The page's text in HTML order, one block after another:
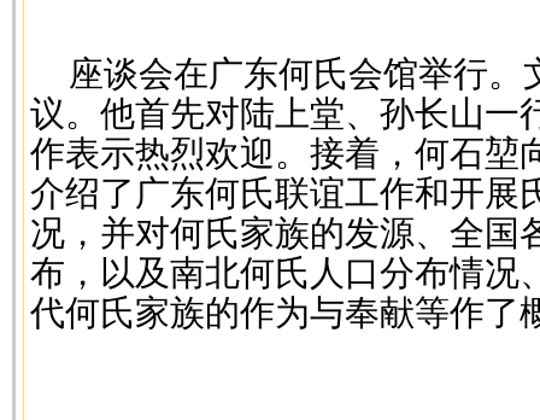
座谈会在广东何氏会馆举行。
议。他首先对陆上堂、孙长山一
作表示热烈欢迎。接着，何石堃
介绍了广东何氏联谊工作和开展
况，并对何氏家族的发源、全国
布，以及南北何氏人口分布情况
代何氏家族的作为与奉献等作了